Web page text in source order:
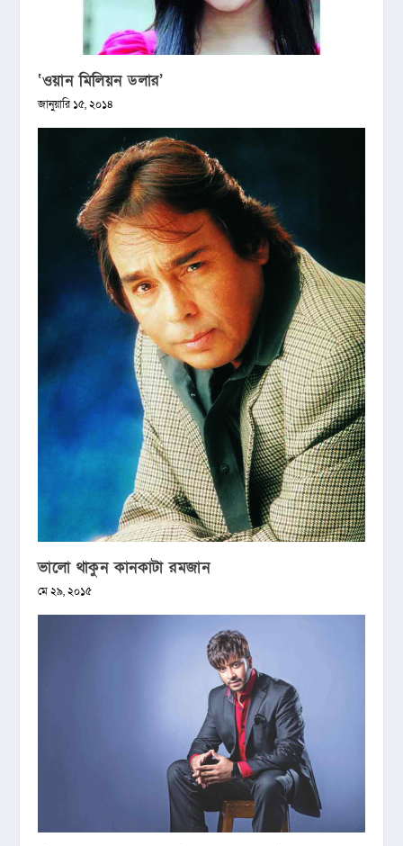
‘ওয়ান মিলিয়ন ডলার’
জানুয়ারি ১৫, ২০১৪
ভালো থাকুন কানকাটা রমজান
মে ২৯, ২০১৫